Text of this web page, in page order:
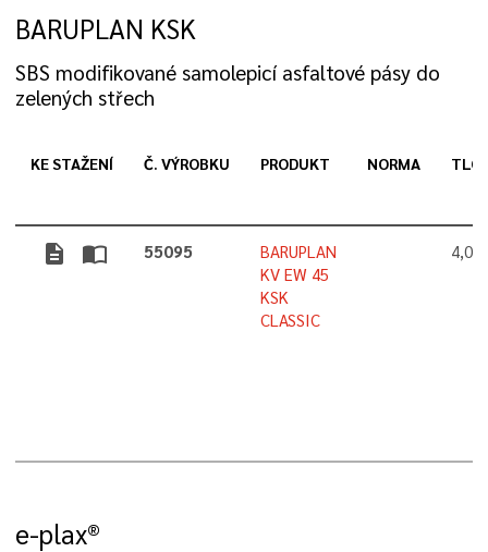
BARUPLAN KSK
SBS modifikované samolepicí asfaltové pásy do
zelených střech
KE STAŽENÍ Č. VÝROBKU PRODUKT NORMA
description import_contacts 55095
BARUPLAN
KV EW 45
KSK
CLASSIC
4,0
e-plax®